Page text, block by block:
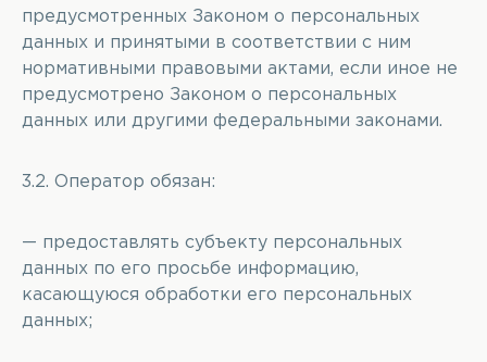
предусмотренных Законом о персональных
данных и принятыми в соответствии с ним
нормативными правовыми актами, если иное не
предусмотрено Законом о персональных
данных или другими федеральными законами.
3.2. Оператор обязан:
— предоставлять субъекту персональных
данных по его просьбе информацию,
касающуюся обработки его персональных
данных;